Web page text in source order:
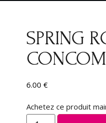
SPRING
6.00 €
Achetez ce produit